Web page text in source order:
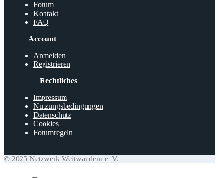
Forum
Kontakt
FAQ
Account
Anmelden
Registrieren
Rechtliches
Impressum
Nutzungsbedingungen
Datenschutz
Cookies
Forumregeln
© 2025 Netzwerk Weitwandern e. V.